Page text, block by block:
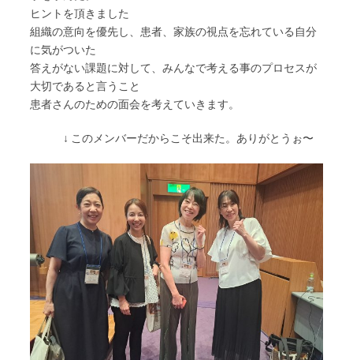
ヒントを頂きました
組織の意向を優先し、患者、家族の視点を忘れている自分
に気がついた
答えがない課題に対して、みんなで考える事のプロセスが
大切であると言うこと
患者さんのための面会を考えていきます。
↓ このメンバーだからこそ出来た。ありがとうぉ〜